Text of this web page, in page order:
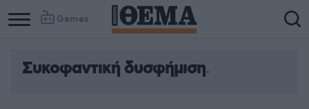
Games
Συκοφαντική δυσφήμιση